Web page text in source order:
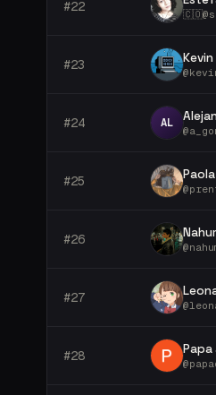
#22 🇨🇴 @
#23 @
#24 AL
@
#25 @
#26 @
#27 @
#28 Papa
@